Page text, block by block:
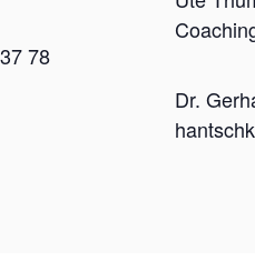
78
Dr.